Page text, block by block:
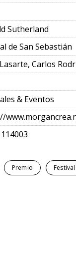
Sutherland
de San Sebastián
Carlos
& Eventos
Premio Festival